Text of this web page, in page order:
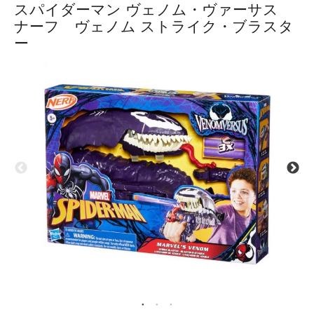
スパイダーマン ヴェノム・ヴァーサス
ナーフ ヴェノム ストライク・ブラスタ
ー